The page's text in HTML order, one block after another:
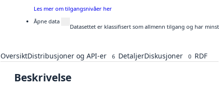
Les mer om tilgangsnivåer her
Åpne data
Datasettet er klassifisert som allmenn tilgang og har
OversiktDistribusjoner og API-er 6 DetaljerDiskusjoner 0 RDF
Beskrivelse